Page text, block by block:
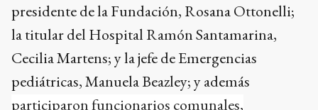
presidente de la Fundación, Rosana Ottonelli;
la titular del Hospital Ramón Santamarina,
Cecilia Martens; y la jefe de Emergencias
pediátricas, Manuela Beazley; y además
participaron funcionarios comunales,